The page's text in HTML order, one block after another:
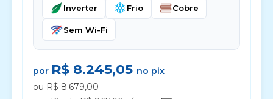
Inverter Frio Cobre
Sem Wi-Fi
por R$ 8.245,05 no pix
ou R$ 8.679,00